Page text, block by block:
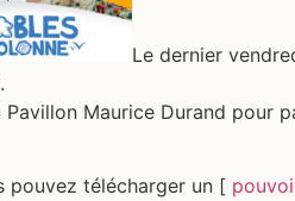
Le dernier
Maurice Durand pour
pouvez télécharger un [